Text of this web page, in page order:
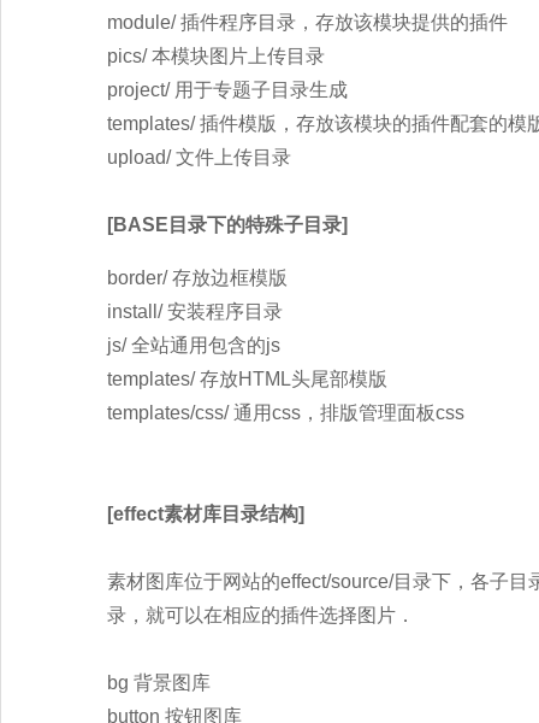
module/ 插件程序目录，存放该模块提供的插件
pics/ 本模块图片上传目录
project/ 用于专题子目录生成
templates/ 插件模版，存放该模块的插件配套的模
upload/ 文件上传目录
[BASE目录下的特殊子目录]
border/ 存放边框模版
install/ 安装程序目录
js/ 全站通用包含的js
templates/ 存放HTML头尾部模版
templates/css/ 通用css，排版管理面板css
[effect素材库目录结构]
素材图库位于网站的effect/source/目录下，各子
录，就可以在相应的插件选择图片．
bg 背景图库
button 按钮图库